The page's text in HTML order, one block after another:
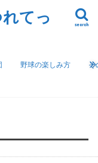
てっ
search
野球の楽しみ方 そ